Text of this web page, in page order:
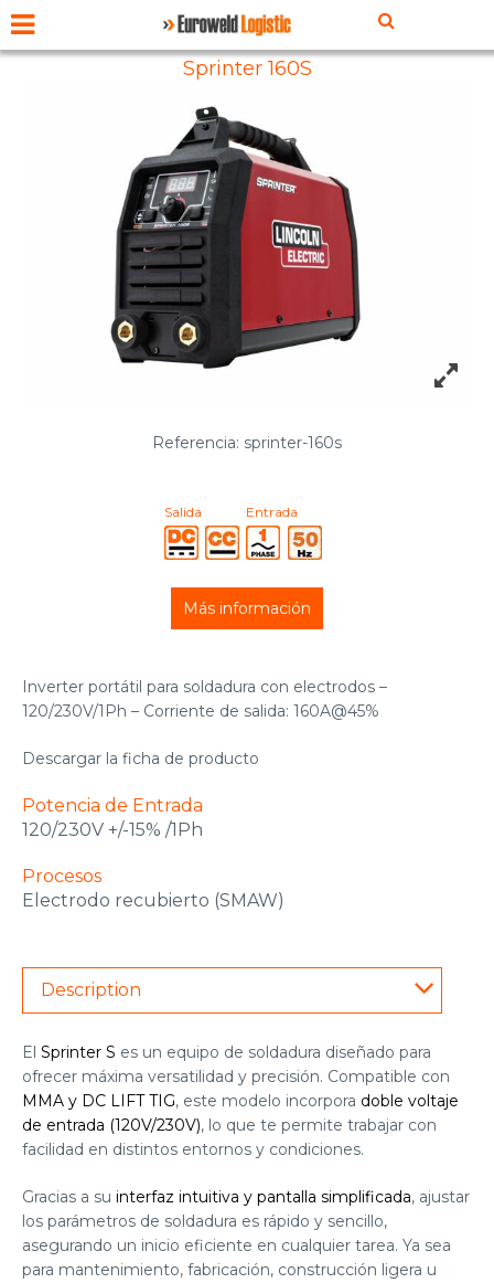
Sprinter 160S
Referencia: sprinter-160s
Salida Entrada
Inverter portátil para soldadura con electrodos –
120/230V/1Ph – Corriente de salida: 160A@45%
Descargar la ficha de producto
Potencia de Entrada
120/230V +/-15% /1Ph
Procesos
Electrodo recubierto (SMAW)
Más información
Description
El Sprinter S es un equipo de soldadura diseñado para
ofrecer máxima versatilidad y precisión. Compatible con
MMA y DC LIFT TIG, este modelo incorpora doble voltaje
de entrada (120V/230V), lo que te permite trabajar con
facilidad en distintos entornos y condiciones.
Gracias a su interfaz intuitiva y pantalla simplificada, ajustar
los parámetros de soldadura es rápido y sencillo,
asegurando un inicio eficiente en cualquier tarea. Ya sea
para mantenimiento, fabricación, construcción ligera u